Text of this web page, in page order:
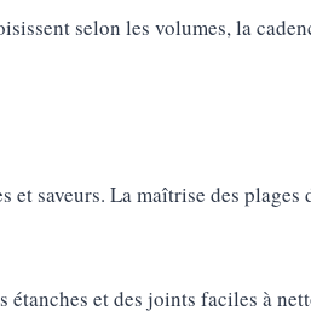
selon les volumes, la
saveurs. La maîtrise des plages
et des joints faciles à